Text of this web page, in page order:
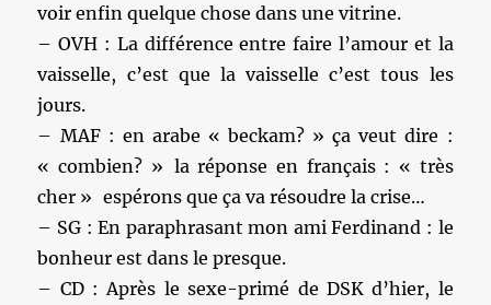
voir enfin quelque chose dans une vitrine.
– OVH : La différence entre faire l’amour et la
vaisselle, c’est que la vaisselle c’est tous les
jours.
– MAF : en arabe « beckam? » ça veut dire :
« combien? » la réponse en français : « très
cher » espérons que ça va résoudre la crise…
– SG : En paraphrasant mon ami Ferdinand : le
bonheur est dans le presque.
– CD : Après le sexe-primé de DSK d’hier, le